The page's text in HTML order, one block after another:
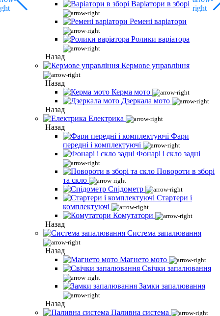
Варіатори в зборі
Ремені варіатори
Ролики варіатора
Назад
Кермове управління
Назад
Керма мото
Дзеркала мото
Назад
Електрика
Назад
Фари
передні і комплектуючі
Фонарі і скло задні
Повороти в зборі
та скло
Спідометр
Стартери і
комплектуючі
Комутатори
Назад
Система запалювання
Назад
Магнето мото
Свічки запалювання
Замки запалювання
Назад
Паливна система